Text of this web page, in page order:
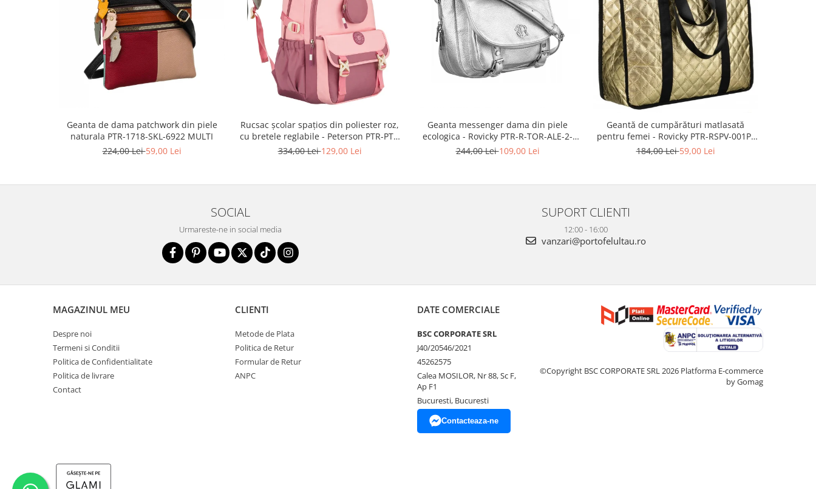
Geanta de dama patchwork din piele
naturala PTR-1718-SKL-6922 MULTI
224,00 Lei59,00 Lei
Rucsac școlar spațios din poliester roz,
cu bretele reglabile - Peterson PTR-PTN
8610-1327 PINK
334,00 Lei129,00 Lei
Geanta messenger dama din piele
ecologica - Rovicky PTR-R-TOR-ALE-2-
3776 SIL
244,00 Lei109,00 Lei
Geantă de cumpărături matlasată
pentru femei - Rovicky PTR-RSPV-001P-
5277 GOLD
184,00 Lei59,00 Lei
SOCIAL
Urmareste-ne in social media
SUPORT CLIENTI
12:00 - 16:00
vanzari@portofelultau.ro
MAGAZINUL MEU
Despre noi
Termeni si Conditii
Politica de Confidentialitate
Politica de livrare
Contact
CLIENTI
Metode de Plata
Politica de Retur
Formular de Retur
ANPC
DATE COMERCIALE
BSC CORPORATE SRL
J40/20546/2021
45262575
Calea MOSILOR, Nr 88, Sc F,
Ap F1
Bucuresti, Bucuresti
Contacteaza-ne
©Copyright BSC CORPORATE SRL 2026 Platforma E-commerce
by Gomag